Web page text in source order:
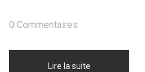
Lire la suite
0 Commentaires